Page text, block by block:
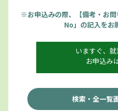
※お申込みの際、【備考・お
No」の記入をお
いますぐ、就
お申込み
検索・全一覧